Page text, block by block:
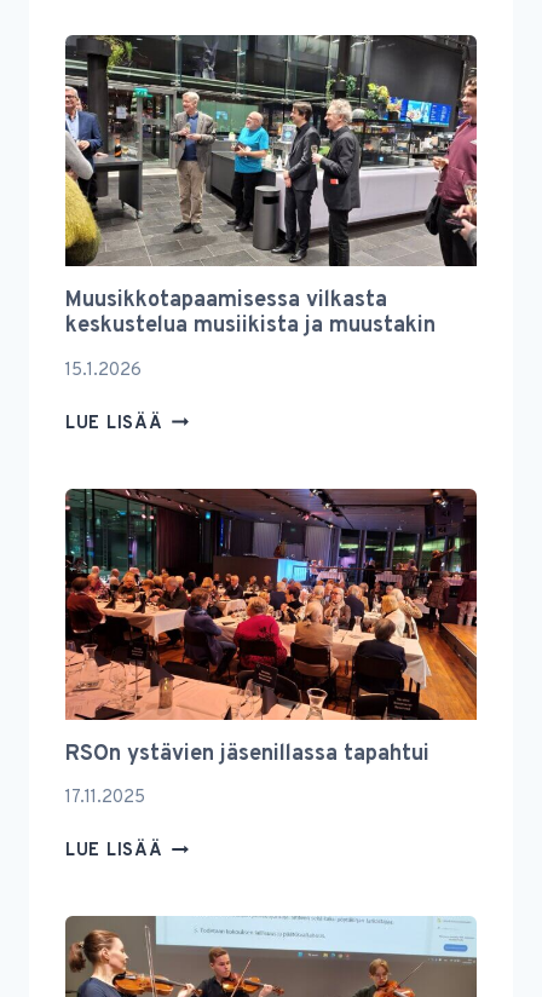
2026
Muusikkotapaamisessa vilkasta
keskustelua musiikista ja muustakin
15.1.2026
LUE LISÄÄ MUUSIKKOTAPAAMISESSA
MUSIIKISTA
MUUSTAKIN
RSOn ystävien jäsenillassa tapahtui
17.11.2025
LUE LISÄÄ RSON
TAPAHTUI